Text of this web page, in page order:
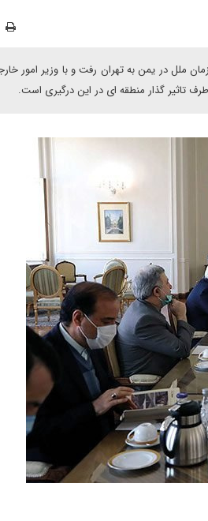
ملل در یمن به تهران رفت و با وزیر امور
تاثیر گذار منطقه ای در این درگیری است.